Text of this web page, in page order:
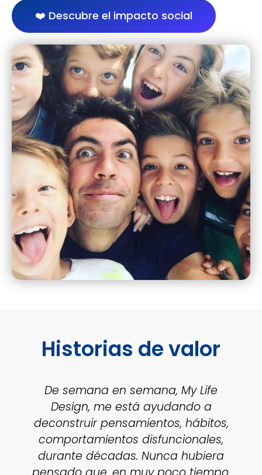
❤️ Descubre el impacto social
Historias de valor
De semana en semana, My Life
Design, me está ayudando a
deconstruir pensamientos, hábitos,
comportamientos disfuncionales,
durante décadas. Nunca hubiera